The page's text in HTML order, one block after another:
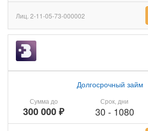
Лиц. 2-11-05-73-000002
Сумма до
300 000 ₽
Долгосрочный займ
Срок, дни
30 - 1080